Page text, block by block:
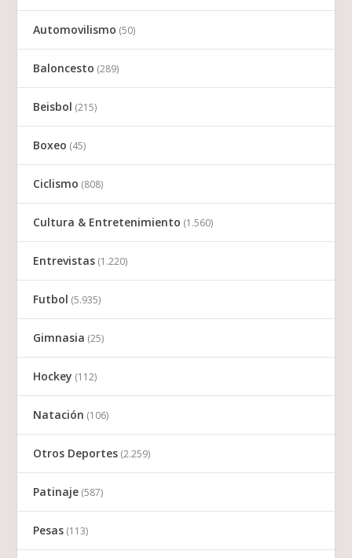
Automovilismo (50)
Baloncesto (289)
Beisbol (215)
Boxeo (45)
Ciclismo (808)
Cultura & Entretenimiento (1.560)
Entrevistas (1.220)
Futbol (5.935)
Gimnasia (25)
Hockey (112)
Natación (106)
Otros Deportes (2.259)
Patinaje (587)
Pesas (113)